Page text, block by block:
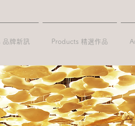
品牌新訊 Products 精選作品